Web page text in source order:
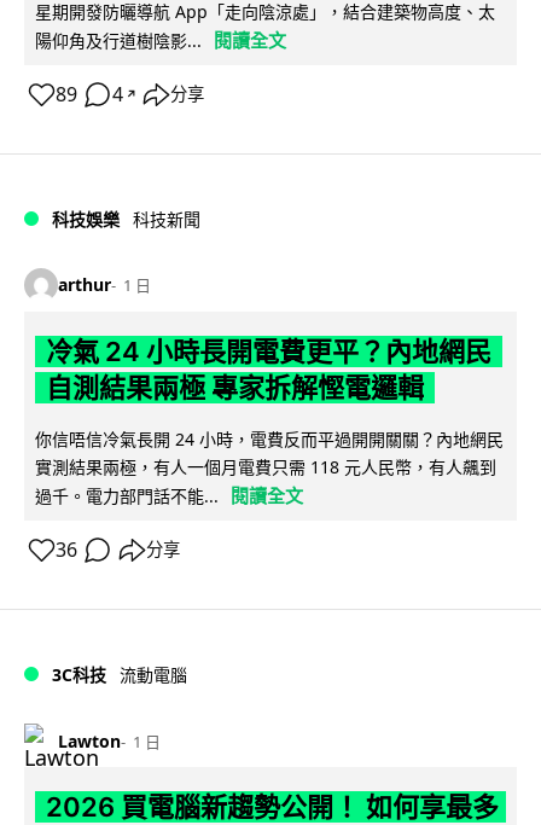
星期開發防曬導航 App「走向陰涼處」，結合建築物高度、太
陽仰角及行道樹陰影...
閱讀全文
89 4 ↗ 分享
科技娛樂 科技新聞
arthur 1 日
冷氣 24 小時長開電費更平？內地網民
自測結果兩極 專家拆解慳電邏輯
你信唔信冷氣長開 24 小時，電費反而平過開開關關？內地網民
實測結果兩極，有人一個月電費只需 118 元人民幣，有人飆到
過千。電力部門話不能...
閱讀全文
36 分享
3C科技 流動電腦
Lawton 1 日
2026 買電腦新趨勢公開！ 如何享最多